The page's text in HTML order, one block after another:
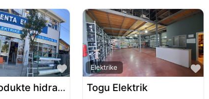
Favorite
El Hajz produkte hidraulike
Elektrike
Togu Elektrik